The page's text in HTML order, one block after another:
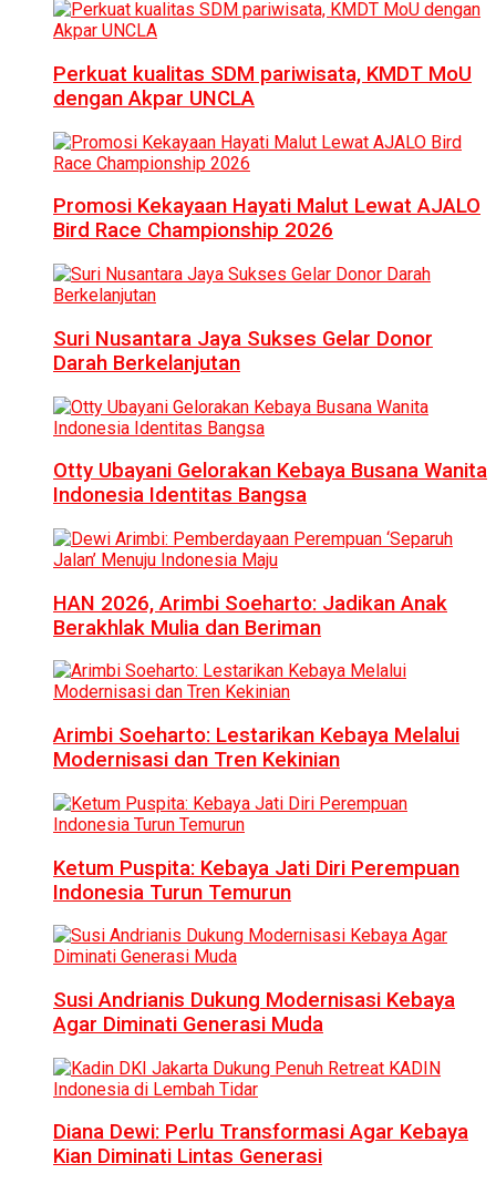
Perkuat kualitas SDM pariwisata, KMDT MoU
dengan Akpar UNCLA
Promosi Kekayaan Hayati Malut Lewat AJALO
Bird Race Championship 2026
Suri Nusantara Jaya Sukses Gelar Donor
Darah Berkelanjutan
Otty Ubayani Gelorakan Kebaya Busana Wanita
Indonesia Identitas Bangsa
HAN 2026, Arimbi Soeharto: Jadikan Anak
Berakhlak Mulia dan Beriman
Arimbi Soeharto: Lestarikan Kebaya Melalui
Modernisasi dan Tren Kekinian
Ketum Puspita: Kebaya Jati Diri Perempuan
Indonesia Turun Temurun
Susi Andrianis Dukung Modernisasi Kebaya
Agar Diminati Generasi Muda
Diana Dewi: Perlu Transformasi Agar Kebaya
Kian Diminati Lintas Generasi